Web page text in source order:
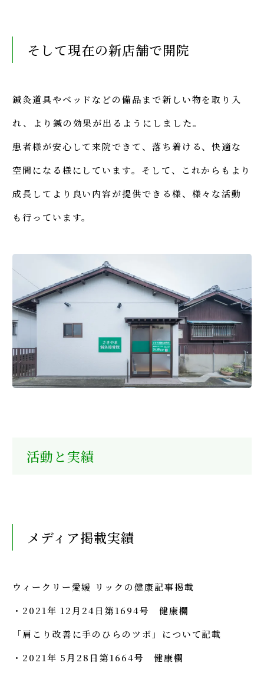
そして現在の新店舗で開院
鍼灸道具やベッドなどの備品まで新しい物を取り入
れ、より鍼の効果が出るようにしました。
患者様が安心して来院できて、落ち着ける、快適な
空間になる様にしています。そして、これからもより
成長してより良い内容が提供できる様、様々な活動
も行っています。
活動と実績
メディア掲載実績
ウィークリー愛媛 リックの健康記事掲載
・2021年 12月24日第1694号 健康欄
「肩こり改善に手のひらのツボ」について記載
・2021年 5月28日第1664号 健康欄